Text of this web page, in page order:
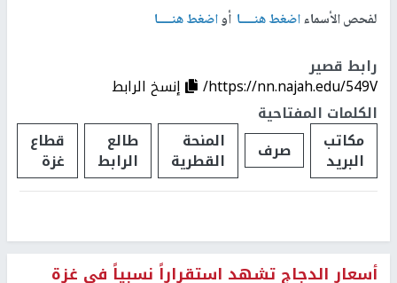
لفحص الأسماءاضغط هنــــا أواضغط هنــــا
رابط قصير
https://nn.najah.edu/549V/
إنسخ الرابط
الكلمات المفتاحية
مكاتب
البريد صرف المنحة
القطرية
طالع
الرابط
قطاع
غزة
أسعار الدجاج تشهد استقراراً نسبياً في غزة